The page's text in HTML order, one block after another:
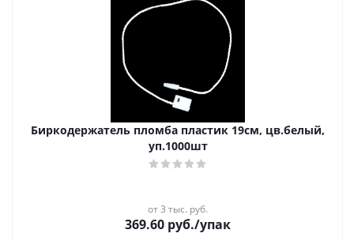
Биркодержатель пломба пластик 19см, цв.белый,
уп.1000шт
от 3 тыс. руб.
369.60 руб./упак